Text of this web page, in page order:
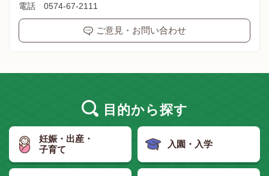
電話 0574-67-2111
ご意見・お問い合わせ
目的から探す
妊娠・出産・
子育て
入園・入学